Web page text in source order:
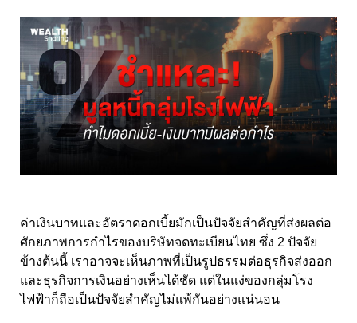
ค่าเงินบาทและอัตราดอกเบี้ยมักเป็นปัจจัยสำคัญที่ส่งผลต่อ
ศักยภาพการกำไรของบริษัทจดทะเบียนไทย ซึ่ง 2 ปัจจัย
ข้างต้นนี้ เราอาจจะเห็นภาพที่เป็นรูปธรรมต่อธุรกิจส่งออก
และธุรกิจการเงินอย่างเห็นได้ชัด แต่ในแง่ของกลุ่มโรง
ไฟฟ้าก็ถือเป็นปัจจัยสำคัญไม่แพ้กันอย่างแน่นอน